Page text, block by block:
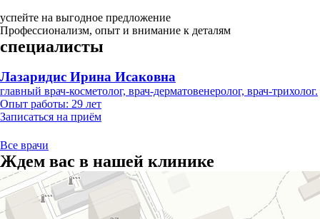
успейте на выгодное предложение
Профессионализм, опыт и внимание к деталям
специалисты
Лазаридис Ирина Исаковна
главный врач-косметолог, врач-дерматовенеролог, врач-трихолог.
Опыт работы: 29 лет
Записаться на приём
Все врачи
Ждем вас в нашей клинике